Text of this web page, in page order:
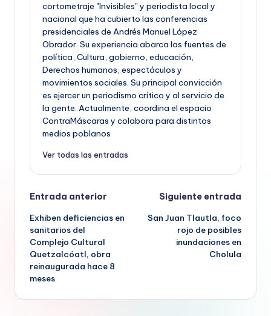
cortometraje "Invisibles" y periodista local y
nacional que ha cubierto las conferencias
presidenciales de Andrés Manuel López
Obrador. Su experiencia abarca las fuentes de
política, Cultura, gobierno, educación,
Derechos humanos, espectáculos y
movimientos sociales. Su principal convicción
es ejercer un periodismo crítico y al servicio de
la gente. Actualmente, coordina el espacio
ContraMáscaras y colabora para distintos
medios poblanos
Ver todas las entradas
Navegación
de
entradas
Entrada anterior
Exhiben deficiencias en
sanitarios del
Complejo Cultural
Quetzalcóatl, obra
reinaugurada hace 8
meses
Siguiente entrada
San Juan Tlautla, foco
rojo de posibles
inundaciones en
Cholula